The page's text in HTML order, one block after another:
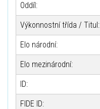
Oddíl:
Výkonnostní třída / Titul:
Elo národní:
Elo mezinárodní:
ID:
FIDE ID: